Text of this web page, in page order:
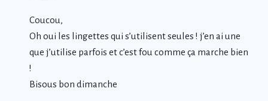
Coucou,
Oh oui les lingettes qui s’utilisent seules ! j’en ai une
que j’utilise parfois et c’est fou comme ça marche bien
!
Bisous bon dimanche